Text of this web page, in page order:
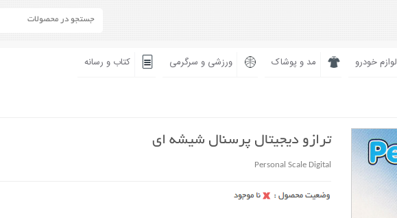
لوازم خودرو مد و پوشاک ورزشی و سرگرمی کتاب و رسانه
ترازو دیجیتال پرسنال شیشه ای
Personal Scale Digital